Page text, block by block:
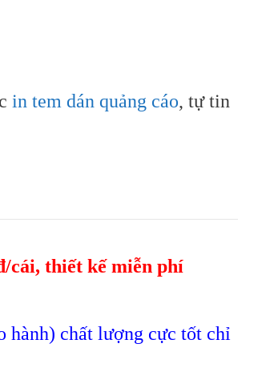
in tem dán quảng cáo, tự tin
cái, thiết kế miễn phí
hành) chất lượng cực tốt chỉ